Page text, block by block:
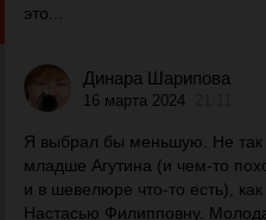
это...
Динара Шарипова
16 марта 2024
Я выбрал бы меньшую. Не так
младше Агутина (и чем-то
и в шевелюре что-то есть),
Настасью Филипповну.